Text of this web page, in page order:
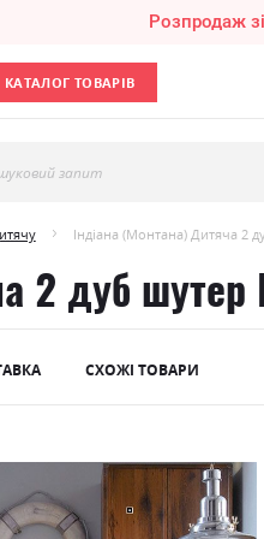
Розпродаж
КАТАЛОГ ТОВАРІВ
запит
Індіана (Монтана) Дитяча 2
2 дуб шутер
СХОЖІ ТОВАРИ